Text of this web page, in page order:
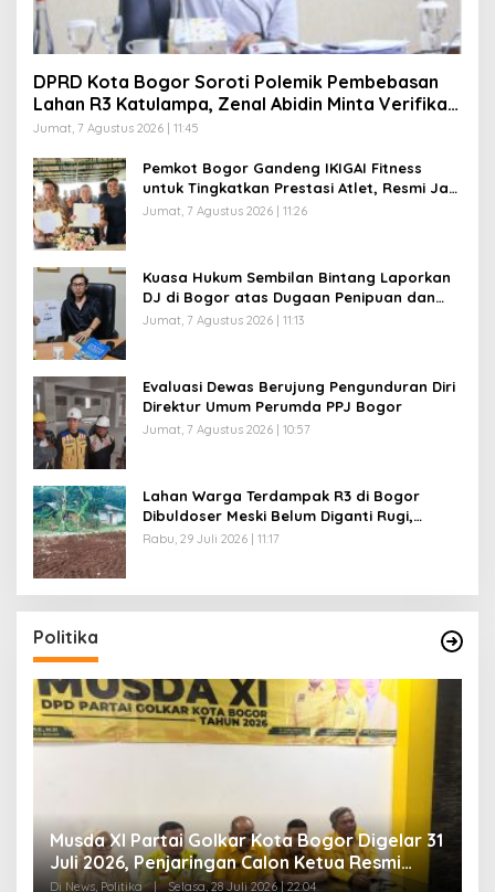
DPRD Kota Bogor Soroti Polemik Pembebasan
Lahan R3 Katulampa, Zenal Abidin Minta Verifikasi
Kepemilikan Diusut
Jumat, 7 Agustus 2026 | 11:45
Pemkot Bogor Gandeng IKIGAI Fitness
untuk Tingkatkan Prestasi Atlet, Resmi Jadi
Official Gym Partner
Jumat, 7 Agustus 2026 | 11:26
Kuasa Hukum Sembilan Bintang Laporkan
DJ di Bogor atas Dugaan Penipuan dan
Penggelapan Kamera Sewaan, Korban
Jumat, 7 Agustus 2026 | 11:13
Evaluasi Dewas Berujung Pengunduran Diri
Direktur Umum Perumda PPJ Bogor
Jumat, 7 Agustus 2026 | 10:57
Lahan Warga Terdampak R3 di Bogor
Dibuldoser Meski Belum Diganti Rugi,
Kuasa Hukum Siapkan Langkah Hukum
Rabu, 29 Juli 2026 | 11:17
Politika
Musda XI Partai Golkar Kota Bogor Digelar 31
Juli 2026, Penjaringan Calon Ketua Resmi
Dibuka
Di News, Politika Selasa, 28 Juli 2026 | 22:04